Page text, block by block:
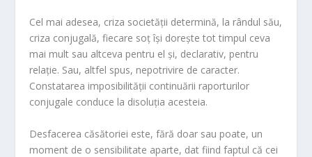
Cel mai adesea, criza societății determină, la rândul său,
criza conjugală, fiecare soț își dorește tot timpul ceva
mai mult sau altceva pentru el și, declarativ, pentru
relație. Sau, altfel spus, nepotrivire de caracter.
Constatarea imposibilității continuării raporturilor
conjugale conduce la disoluția acesteia.
Desfacerea căsătoriei este, fără doar sau poate, un
moment de o sensibilitate aparte, dat fiind faptul că cei